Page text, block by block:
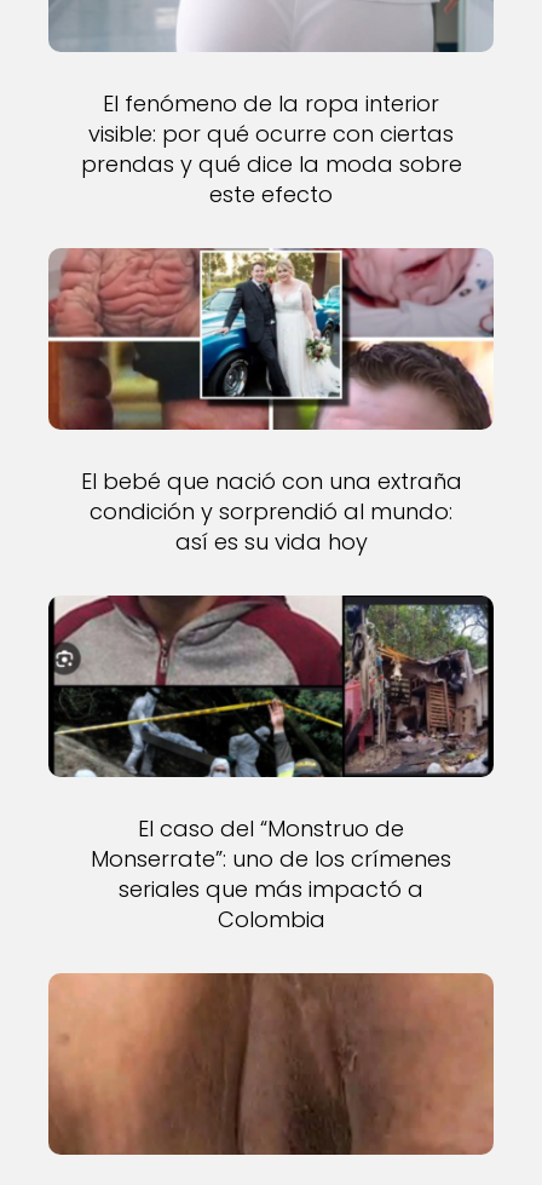
El fenómeno de la ropa interior
visible: por qué ocurre con ciertas
prendas y qué dice la moda sobre
este efecto
El bebé que nació con una extraña
condición y sorprendió al mundo:
así es su vida hoy
El caso del “Monstruo de
Monserrate”: uno de los crímenes
seriales que más impactó a
Colombia